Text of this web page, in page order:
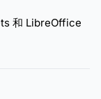
和 LibreOffice